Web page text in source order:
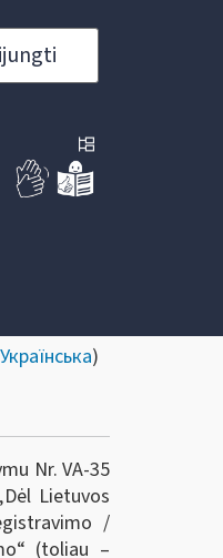
Українська)
Nr. VA-35
Lietuvos
/
(toliau –